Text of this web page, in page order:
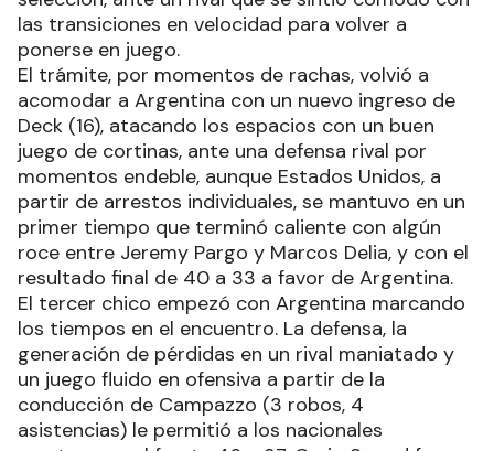
las transiciones en velocidad para volver a
ponerse en juego.
El trámite, por momentos de rachas, volvió a
acomodar a Argentina con un nuevo ingreso de
Deck (16), atacando los espacios con un buen
juego de cortinas, ante una defensa rival por
momentos endeble, aunque Estados Unidos, a
partir de arrestos individuales, se mantuvo en un
primer tiempo que terminó caliente con algún
roce entre Jeremy Pargo y Marcos Delia, y con el
resultado final de 40 a 33 a favor de Argentina.
El tercer chico empezó con Argentina marcando
los tiempos en el encuentro. La defensa, la
generación de pérdidas en un rival maniatado y
un juego fluido en ofensiva a partir de la
conducción de Campazzo (3 robos, 4
asistencias) le permitió a los nacionales